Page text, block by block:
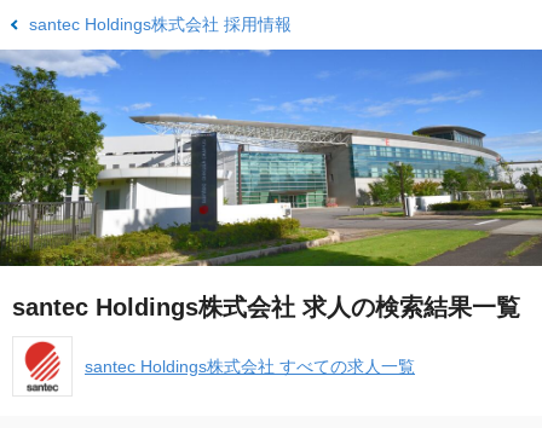
santec Holdings株式会社 採用情報
santec Holdings株式会社 求人の検索結果一覧
santec Holdings株式会社 すべての求人一覧